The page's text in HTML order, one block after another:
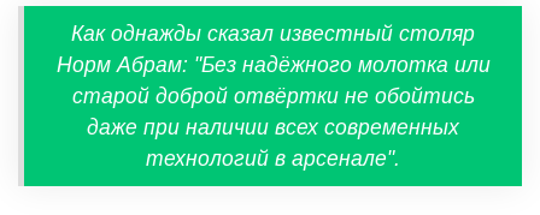
Как однажды сказал известный столяр
Норм Абрам: "Без надёжного молотка или
старой доброй отвёртки не обойтись
даже при наличии всех современных
технологий в арсенале".